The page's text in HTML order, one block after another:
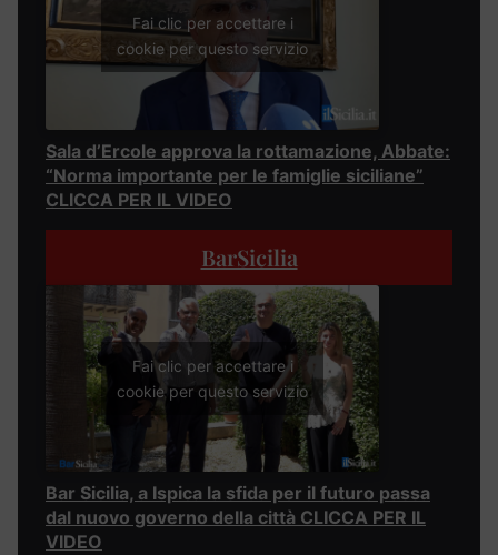
Fai clic per accettare i
cookie per questo servizio
Sala d’Ercole approva la rottamazione, Abbate:
“Norma importante per le famiglie siciliane”
CLICCA PER IL VIDEO
BarSicilia
Fai clic per accettare i
cookie per questo servizio
Bar Sicilia, a Ispica la sfida per il futuro passa
dal nuovo governo della città CLICCA PER IL
VIDEO